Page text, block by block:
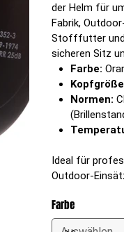
der Helm für
Fabrik,
Stofffutter und
sicheren Sitz
Farbe:
Normen:
Ideal für
Outdoor-
Farbe